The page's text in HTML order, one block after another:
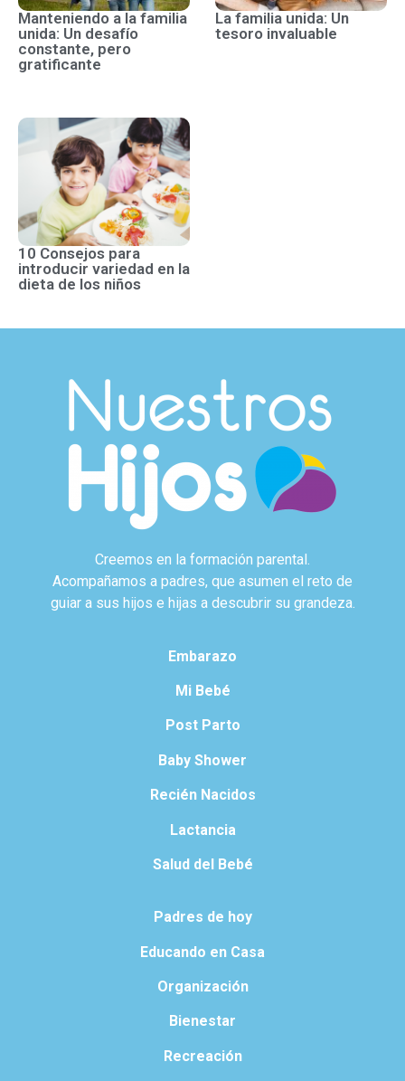
Manteniendo a la familia
unida: Un desafío
constante, pero
gratificante
La familia unida: Un
tesoro invaluable
10 Consejos para
introducir variedad en la
dieta de los niños
Creemos en la formación parental.
Acompañamos a padres, que asumen el reto de
guiar a sus hijos e hijas a descubrir su grandeza.
Embarazo
Mi Bebé
Post Parto
Baby Shower
Recién Nacidos
Lactancia
Salud del Bebé
Padres de hoy
Educando en Casa
Organización
Bienestar
Recreación